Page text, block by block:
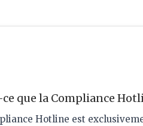
ce que la Compliance
Hotline est